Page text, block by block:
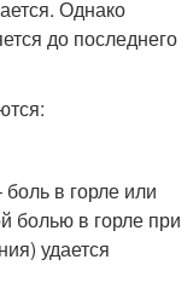
Однако
до последнего
в горле или
болью в горле при
удается